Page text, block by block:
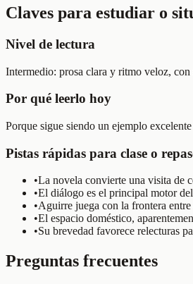
Claves para estudiar o
Nivel de lectura
Intermedio: prosa clara y ritmo veloz,
Por qué leerlo hoy
Porque sigue siendo un ejemplo
Pistas rápidas para clase o
•La novela convierte una visita de
•El diálogo es el principal motor
•Aguirre juega con la frontera
•El espacio doméstico,
•Su brevedad favorece relecturas
Preguntas frecuentes